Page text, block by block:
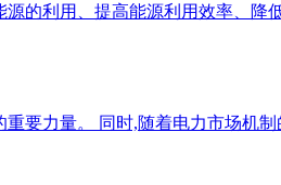
的利用、提高能源利用效率、
要力量。 同时,随着电力市场机